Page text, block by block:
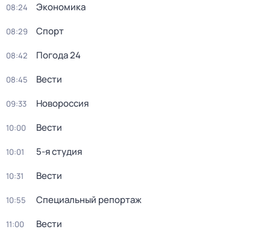
08:24 Экономика
08:29 Спорт
08:42 Погода 24
08:45 Вести
09:33 Новороссия
10:00 Вести
10:01 5-я студия
10:31 Вести
10:55 Специальный репортаж
11:00 Вести